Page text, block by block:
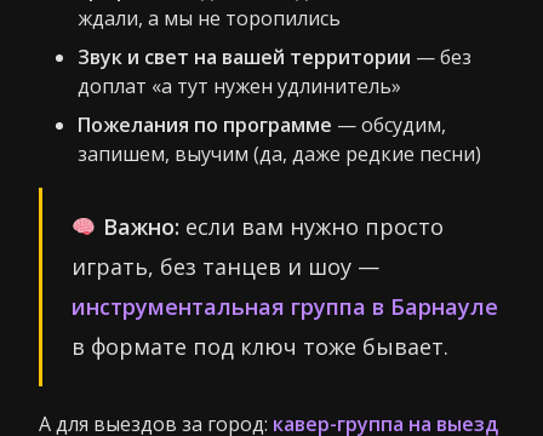
ждали, а мы не торопились
Звук и свет на вашей территории — без
доплат «а тут нужен удлинитель»
Пожелания по программе — обсудим,
запишем, выучим (да, даже редкие песни)
Важно: если вам нужно просто
играть, без танцев и шоу —
инструментальная группа в Барнауле
в формате под ключ тоже бывает.
А для выездов за город: кавер-группа на выезд